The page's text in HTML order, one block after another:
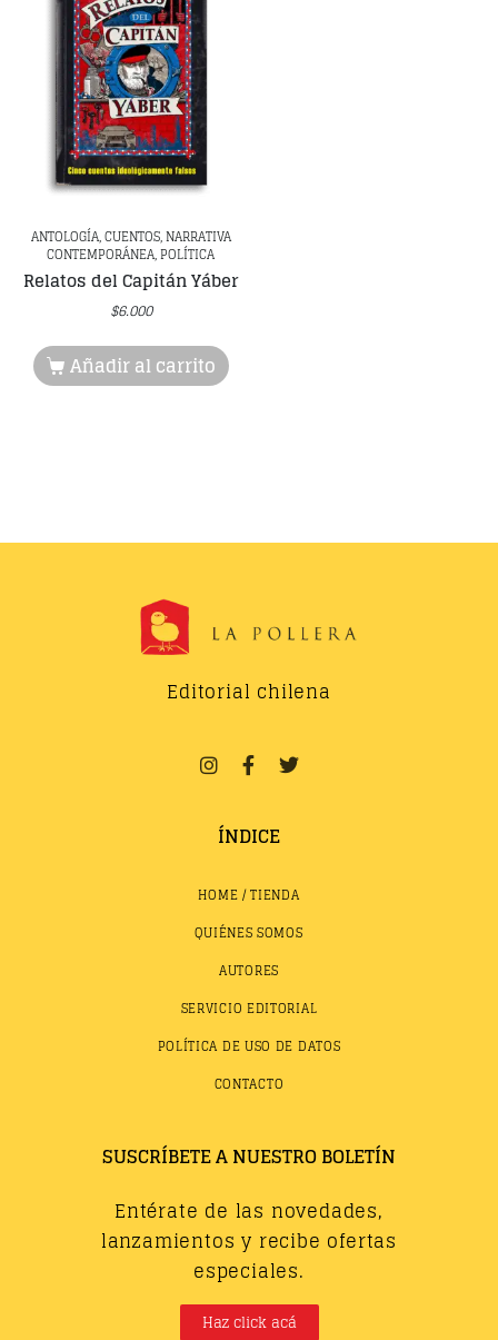
ANTOLOGÍA, CUENTOS, NARRATIVA
CONTEMPORÁNEA, POLÍTICA
Relatos del Capitán Yáber
$6.000
Añadir al carrito
Editorial chilena
ÍNDICE
HOME / TIENDA
QUIÉNES SOMOS
AUTORES
SERVICIO EDITORIAL
POLÍTICA DE USO DE DATOS
CONTACTO
SUSCRÍBETE A NUESTRO BOLETÍN
Entérate de las novedades,
lanzamientos y recibe ofertas
especiales.
Haz click acá